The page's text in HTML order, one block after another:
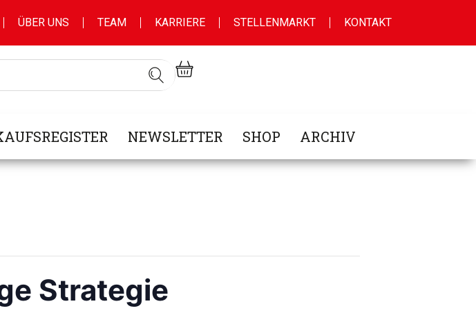
ÜBER UNS TEAM KARRIERE STELLENMARKT KONTAKT
NEWSLETTER SHOP ARCHIV
Strategie